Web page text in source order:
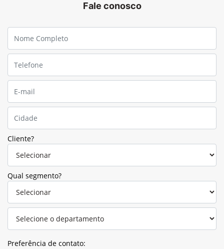
Fale conosco
Cliente?
Qual segmento?
Preferência de contato: